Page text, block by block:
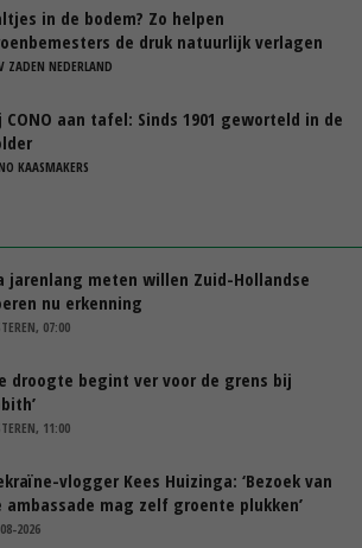
in de bodem? Zo helpen
de druk natuurlijk verlagen
ZADEN NEDERLAND
CONO aan tafel: Sinds 1901 geworteld in de
KAASMAKERS
jarenlang meten willen Zuid-Hollandse
nu erkenning
07:00
droogte begint ver voor de grens bij
11:00
vlogger Kees Huizinga: ‘Bezoek van
ambassade mag zelf groente plukken’
2026